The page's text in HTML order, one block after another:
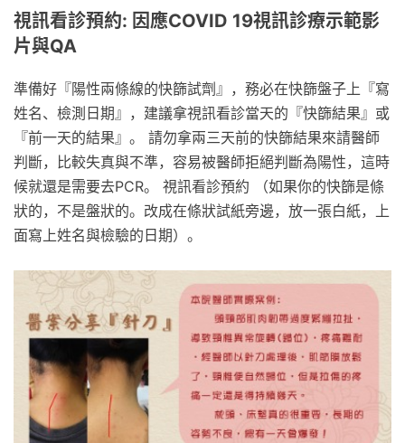
視訊看診預約: 因應COVID 19視訊診療示範影
片與QA
準備好『陽性兩條線的快篩試劑』，務必在快篩盤子上『寫
姓名、檢測日期』，建議拿視訊看診當天的『快篩結果』或
『前一天的結果』。 請勿拿兩三天前的快篩結果來請醫師
判斷，比較失真與不準，容易被醫師拒絕判斷為陽性，這時
候就還是需要去PCR。 視訊看診預約 （如果你的快篩是條
狀的，不是盤狀的。改成在條狀試紙旁邊，放一張白紙，上
面寫上姓名與檢驗的日期）。